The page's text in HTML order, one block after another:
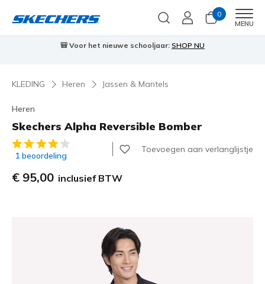
0
MENU
🎒 Voor het nieuwe schooljaar: SHOP NU
KLEDING Heren Jassen & Mantels
Heren
Skechers Alpha Reversible Bomber
4,5 van de 5 klantbeoordelingen
1 beoordeling
Toevoegen aan verlanglijstje
€ 95,00 inclusief BTW